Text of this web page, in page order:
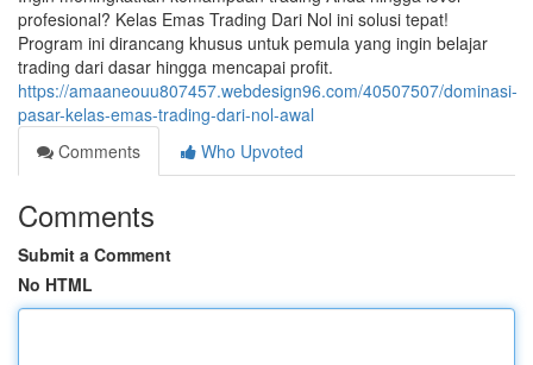
profesional? Kelas Emas Trading Dari Nol ini solusi tepat!
Program ini dirancang khusus untuk pemula yang ingin belajar
trading dari dasar hingga mencapai profit.
https://amaaneouu807457.webdesign96.com/40507507/dominasi-
pasar-kelas-emas-trading-dari-nol-awal
Comments
Who Upvoted
Comments
Submit a Comment
No HTML